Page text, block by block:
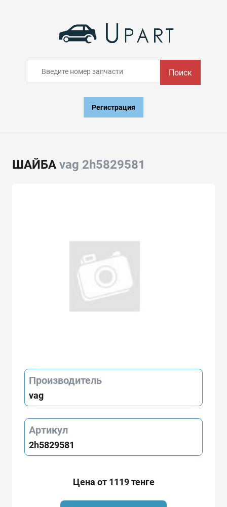
Поиск
Регистрация
ШАЙБА vag 2h5829581
Производитель
vag
Артикул
2h5829581
Цена от 1119 тенге